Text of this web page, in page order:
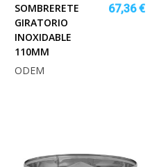
SOMBRERETE
GIRATORIO
INOXIDABLE
110MM
67,36 €
ODEM